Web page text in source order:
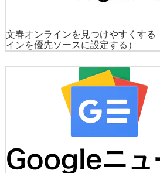
文春オンラインを見つけやすくする
インを優先ソースに設定する）